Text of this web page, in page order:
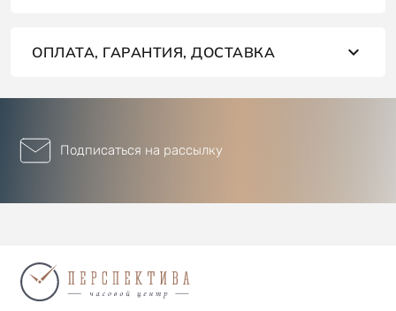
ОПЛАТА, ГАРАНТИЯ, ДОСТАВКА
Подписаться на рассылку